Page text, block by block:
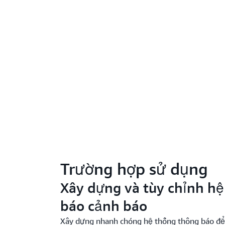
Trường hợp sử dụng
Xây dựng và tùy chỉnh
báo cảnh báo
Xây dựng nhanh chóng hệ thống thông báo